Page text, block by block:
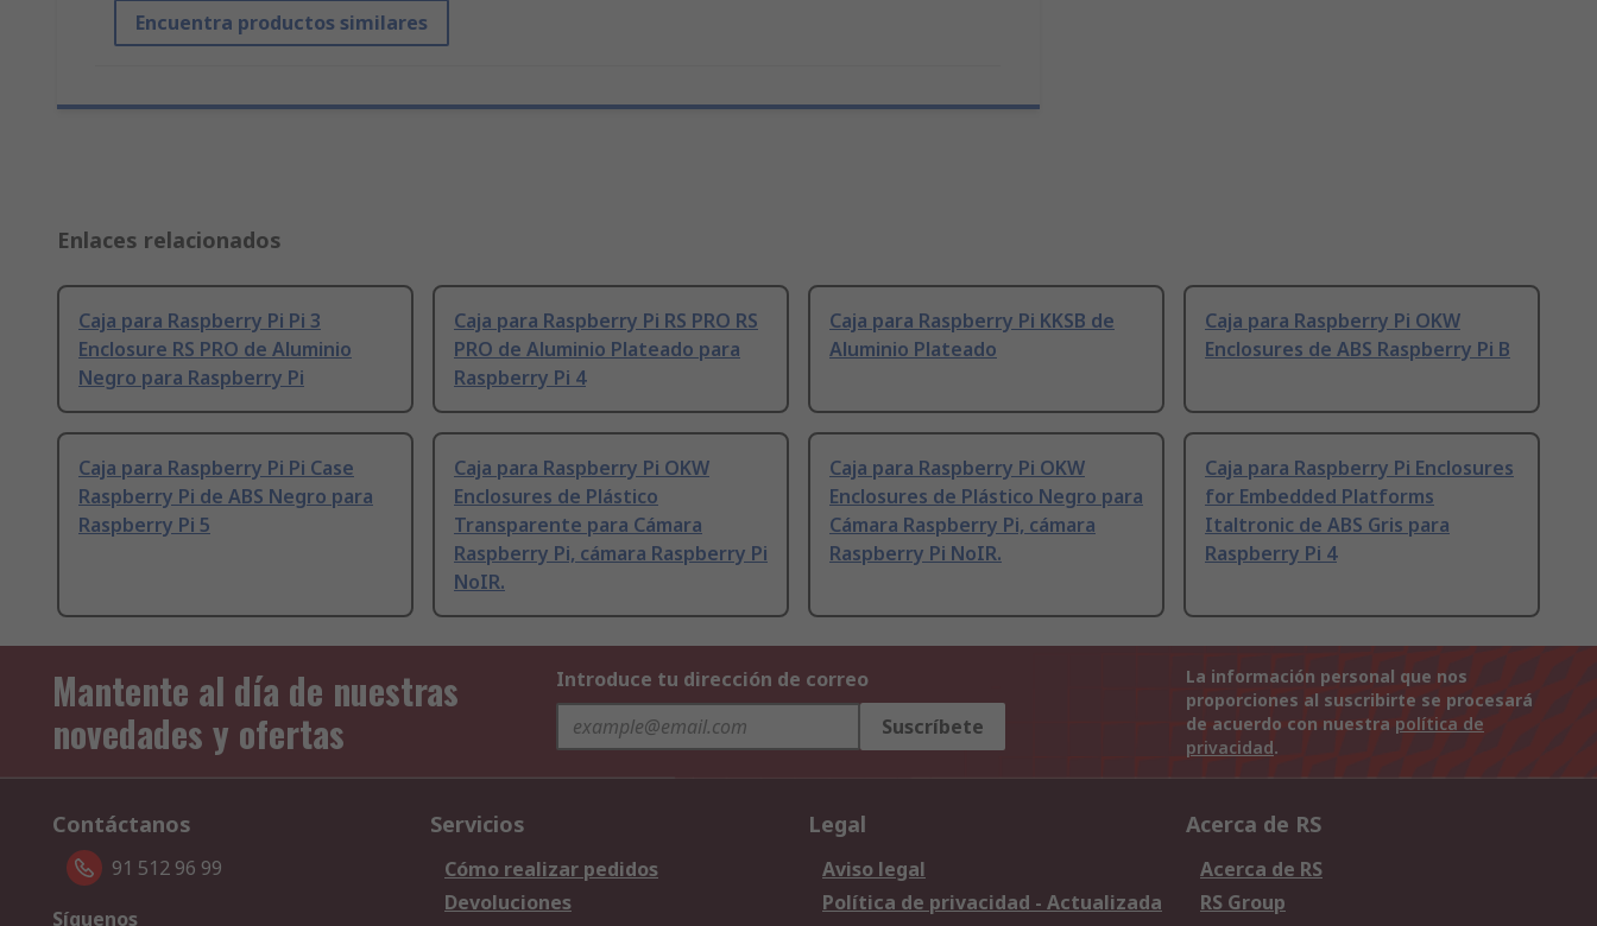
Encuentra productos similares
Enlaces relacionados
Caja para Raspberry Pi Pi 3
Enclosure RS PRO de Aluminio
Negro para Raspberry Pi
Caja para Raspberry Pi RS PRO RS
PRO de Aluminio Plateado para
Raspberry Pi 4
Caja para Raspberry Pi KKSB de
Aluminio Plateado
Caja para Raspberry Pi OKW
Enclosures de ABS Raspberry Pi B
Caja para Raspberry Pi Pi Case
Raspberry Pi de ABS Negro para
Raspberry Pi 5
Caja para Raspberry Pi OKW
Enclosures de Plástico
Transparente para Cámara
Raspberry Pi, cámara Raspberry Pi
NoIR.
Caja para Raspberry Pi OKW
Enclosures de Plástico Negro para
Cámara Raspberry Pi, cámara
Raspberry Pi NoIR.
Caja para Raspberry Pi Enclosures
for Embedded Platforms
Italtronic de ABS Gris para
Raspberry Pi 4
Mantente al día de nuestras
novedades y ofertas
Introduce tu dirección de correo
Suscríbete
La información personal que nos
proporciones al suscribirte se procesará
de acuerdo con nuestra política de
privacidad.
Contáctanos
91 512 96 99
Síguenos
Servicios
Cómo realizar pedidos
Devoluciones
Legal
Aviso legal
Política de privacidad - Actualizada
Acerca de RS
Acerca de RS
RS Group